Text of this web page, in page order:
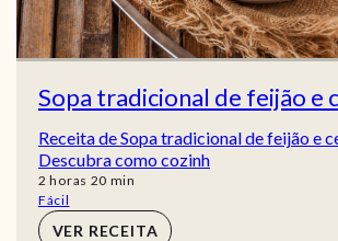
Sopa tradicional de feijão e
Receita de Sopa tradicional de feijão e
Descubra como cozinh
2 horas
horas 20 min
min
Fácil
VER RECEITA